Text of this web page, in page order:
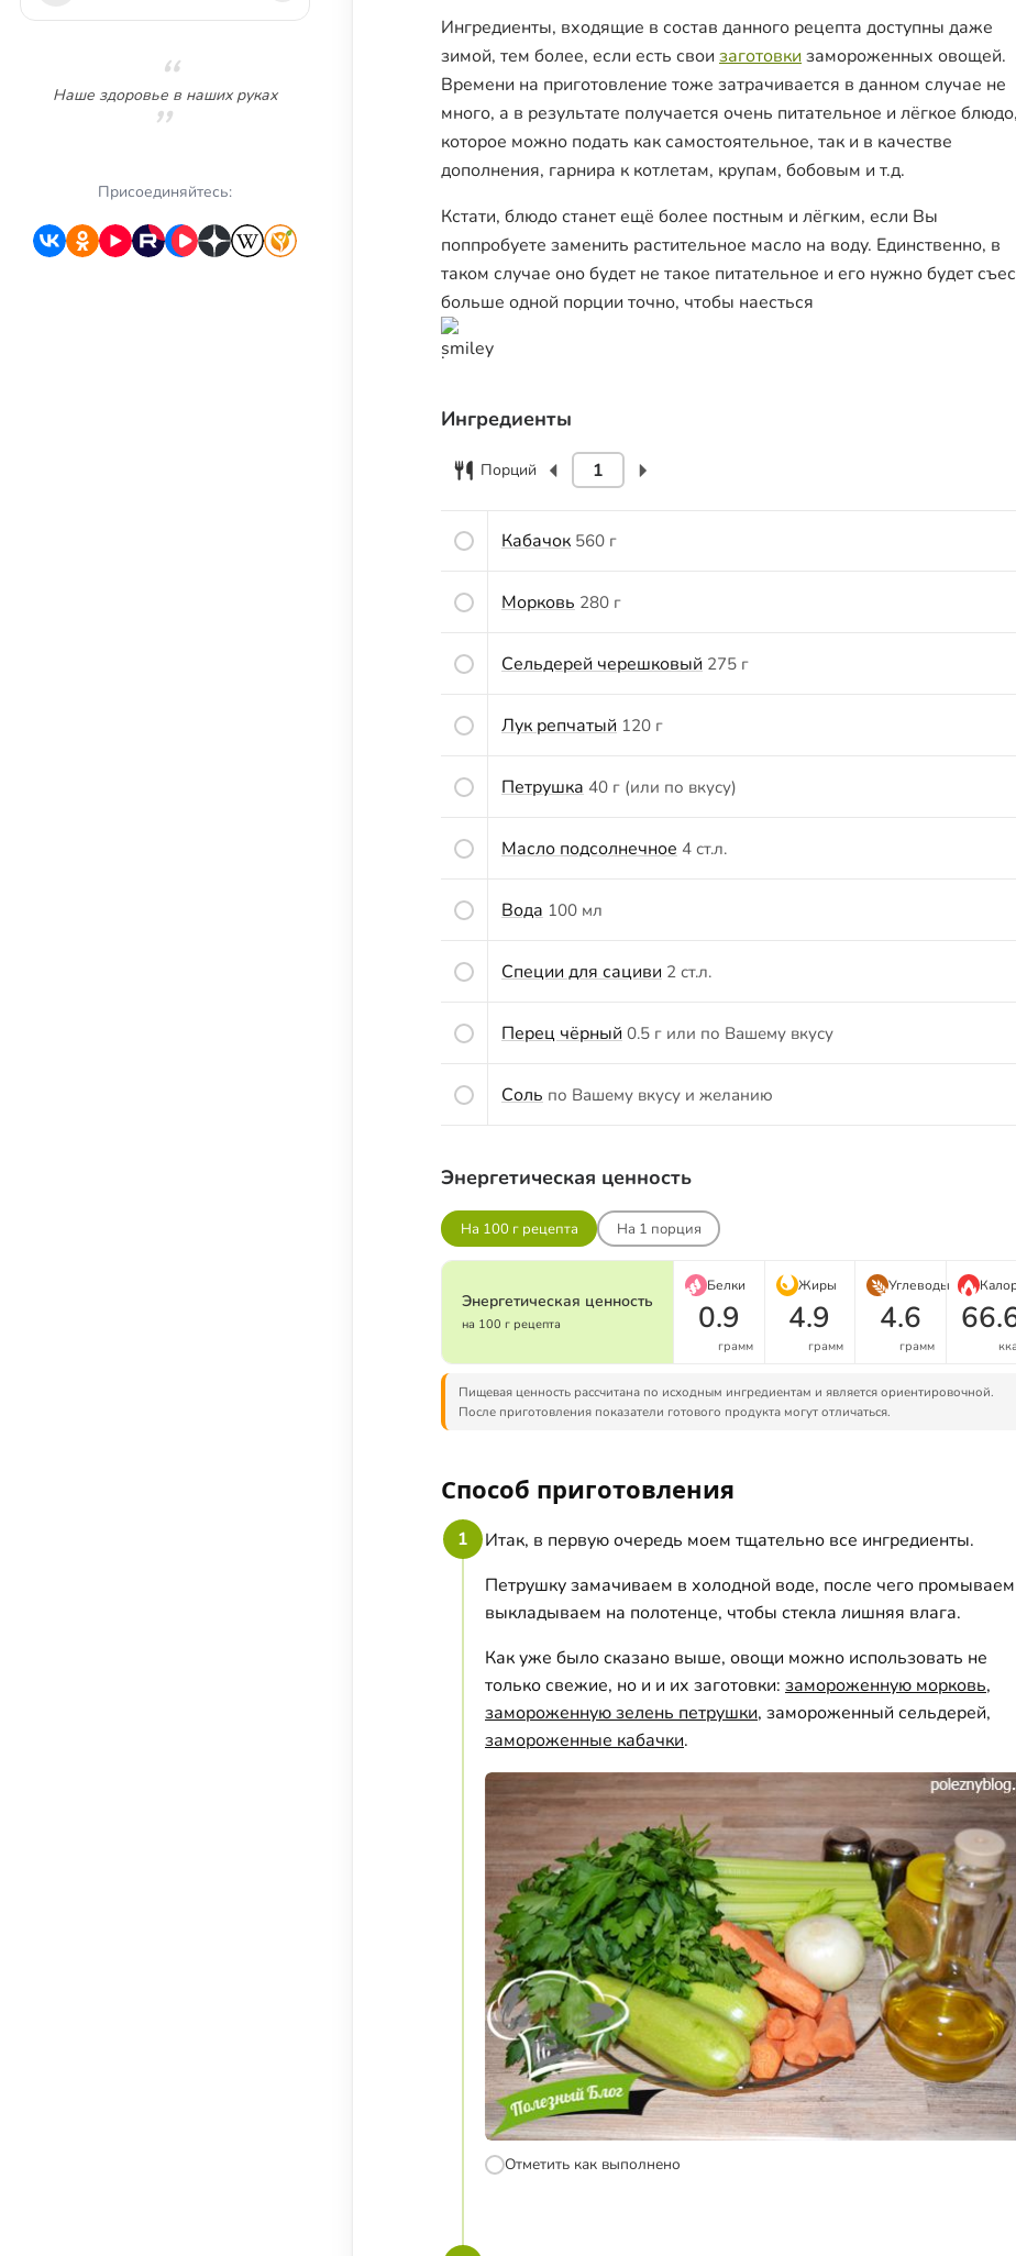
Сухофрукты
Орехи
Наше здоровье в наших руках
Присоединяйтесь:
Ингредиенты, входящие в состав данного рецепта доступны даже
зимой, тем более, если есть свои заготовки замороженных овощей.
Времени на приготовление тоже затрачивается в данном случае не
много, а в результате получается очень питательное и лёгкое блюдо,
которое можно подать как самостоятельное, так и в качестве
дополнения, гарнира к котлетам, крупам, бобовым и т.д.
Кстати, блюдо станет ещё более постным и лёгким, если Вы
поппробуете заменить растительное масло на воду. Единственно, в
таком случае оно будет не такое питательное и его нужно будет
больше одной порции точно, чтобы наесться
.
Ингредиенты
Порций
Кабачок 560 г
Морковь 280 г
Сельдерей черешковый 275 г
Лук репчатый 120 г
Петрушка 40 г (или по вкусу)
Масло подсолнечное 4 ст.л.
Вода 100 мл
Специи для сациви 2 ст.л.
Перец чёрный 0.5 г или по Вашему вкусу
Соль по Вашему вкусу и желанию
Энергетическая ценность
На 100 г рецепта На 1 порция
Энергетическая ценность
на 100 г рецепта
Белки
0.9
грамм
Жиры
4.9
грамм
Углеводы
4.6
грамм
Пищевая ценность рассчитана по исходным ингредиентам и является ориентировочной.
После приготовления показатели готового продукта могут отличаться.
Способ приготовления
1
Итак, в первую очередь моем тщательно все ингредиенты.
Петрушку замачиваем в холодной воде, после чего
выкладываем на полотенце, чтобы стекла лишняя влага.
Как уже было сказано выше, овощи можно использовать не
только свежие, но и и их заготовки: замороженную морковь,
замороженную зелень петрушки, замороженный сельдерей,
замороженные кабачки.
Отметить как выполнено